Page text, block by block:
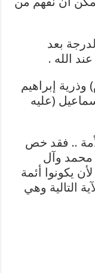
بعد
الله .
وذرية إبراهيم
(عليه
.. فقد خص
محمد وآل
يكونوا أئمة
التالية وهي